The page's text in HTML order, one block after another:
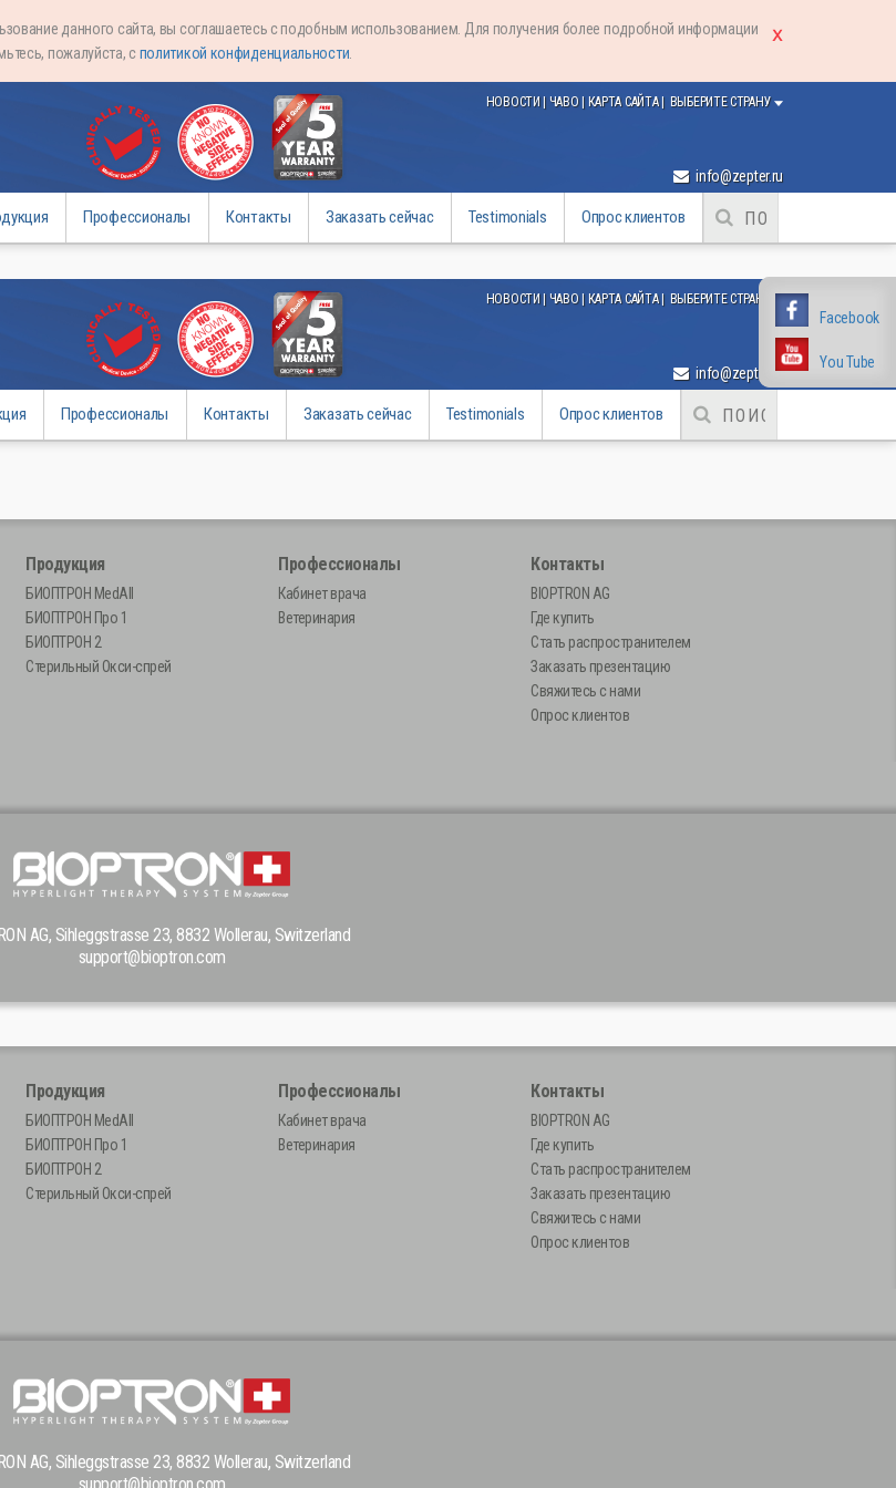
данного сайта, вы соглашаетесь с подобным использованием. Для получения более подробной информации
пожалуйста, сполитикой конфиденциальности
Facebook
You Tube
ВЫБЕРИТЕ СТРАНУ
НОВОСТИ | ЧАВО | КАРТА САЙТА |
info@zepter.ru
Профессионалы Контакты Заказать сейчас Testimonials Опрос клиентов
Facebook
You Tube
ВЫБЕРИТЕ СТРАНУ
НОВОСТИ | ЧАВО | КАРТА САЙТА |
info@zepter.ru
Профессионалы Контакты Заказать сейчас Testimonials Опрос клиентов
Продукция
БИОПТРОН MedAll
БИОПТРОН Про 1
БИОПТРОН 2
Стерильный Окси-спрей
Профессионалы
Кабинет врача
Ветеринария
Контакты
BIOPTRON AG
Где купить
Стать распространителем
Заказать презентацию
Свяжитесь с нами
Опрос клиентов
AG, Sihleggstrasse 23, 8832 Wollerau, Switzerland
support@bioptron.com
Продукция
БИОПТРОН MedAll
БИОПТРОН Про 1
БИОПТРОН 2
Стерильный Окси-спрей
Профессионалы
Кабинет врача
Ветеринария
Контакты
BIOPTRON AG
Где купить
Стать распространителем
Заказать презентацию
Свяжитесь с нами
Опрос клиентов
AG, Sihleggstrasse 23, 8832 Wollerau, Switzerland